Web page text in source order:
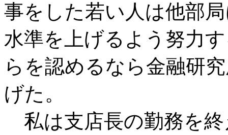
事をした若い人は他部
水準を上げるよう努力
らを認めるなら金融研
げた。
私は支店長の勤務を終